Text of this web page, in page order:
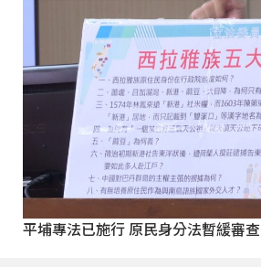
平埔專法已施行 原民身分法暫緩審查